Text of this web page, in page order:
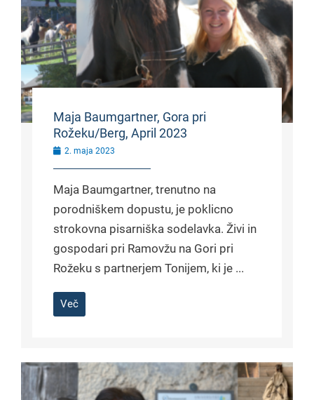
Maja Baumgartner, Gora pri
Rožeku/Berg, April 2023
2. maja 2023
Maja Baumgartner, trenutno na
porodniškem dopustu, je poklicno
strokovna pisarniška sodelavka. Živi in
gospodari pri Ramovžu na Gori pri
Rožeku s partnerjem Tonijem, ki je ...
Več